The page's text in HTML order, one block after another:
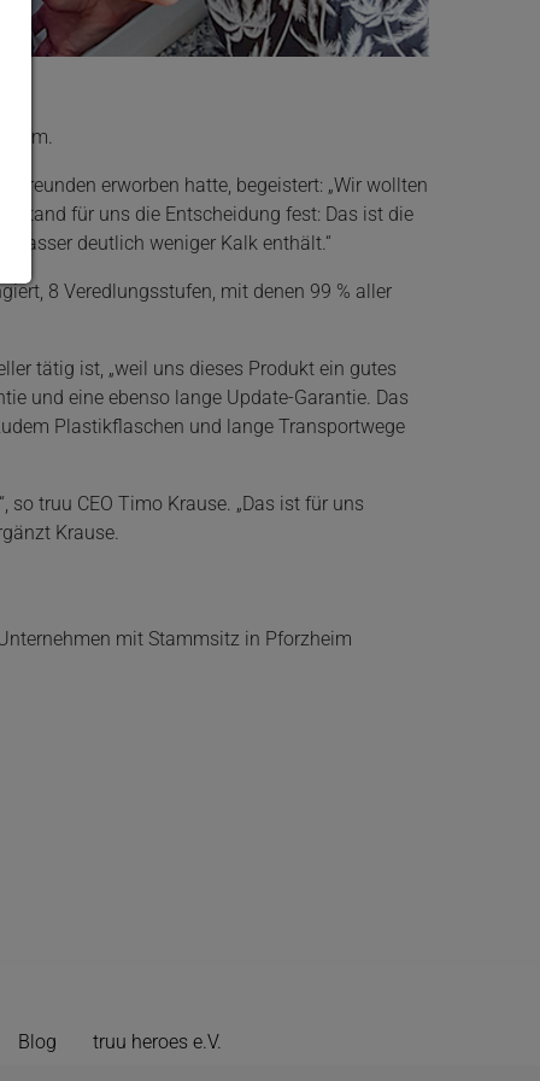
erworben hatte, begeistert: „Wir wollten
stand für uns die Entscheidung fest: Das ist die
deutlich weniger Kalk enthält.“
8 Veredlungsstufen, mit denen 99 % aller
tätig ist, „weil uns dieses Produkt ein gutes
und eine ebenso lange Update-Garantie. Das
Plastikflaschen und lange Transportwege
truu CEO Timo Krause. „Das ist für uns
Krause.
mit Stammsitz in Pforzheim
Blog truu heroes e.V.